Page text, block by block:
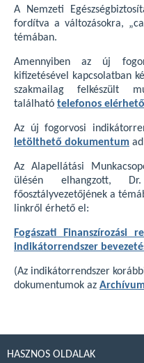
A Nemzeti
fordítva a változásokra,
témában.
Amennyiben az új
kifizetésével kapcsolatban
szakmailag felkészült
található telefonos
Az új fogorvosi
letölthető dokumentum
Az Alapellátási
ülésén elhangzott,
főosztályvezetőjének a
linkről érhető el:
Fogászati Finanszírozási
indikátorrendszer
(Az indikátorrendszer
dokumentumok az
HASZNOS OLDALAK